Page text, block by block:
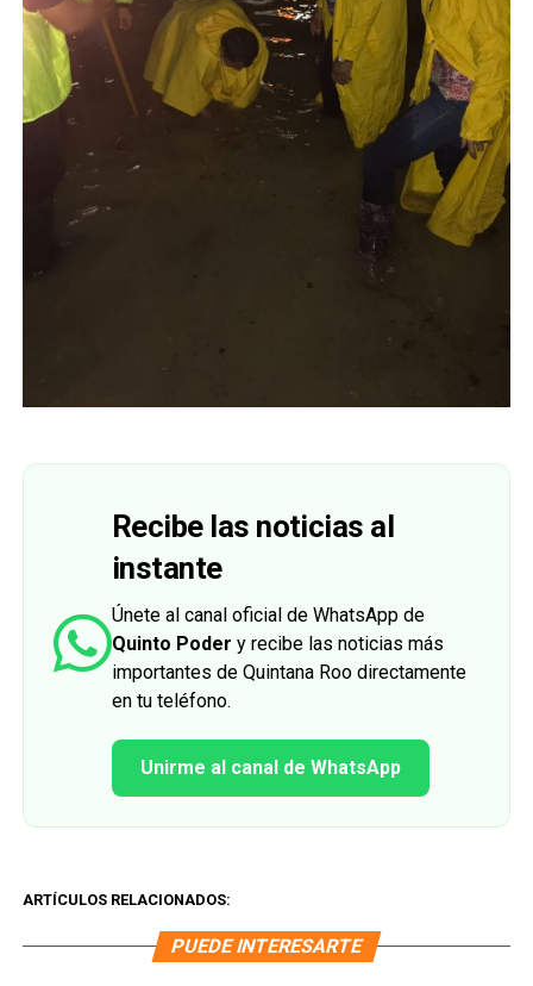
Recibe las noticias al
instante
Únete al canal oficial de WhatsApp de
Quinto Poder y recibe las noticias más
importantes de Quintana Roo directamente
en tu teléfono.
Unirme al canal de WhatsApp
ARTÍCULOS RELACIONADOS:
PUEDE INTERESARTE